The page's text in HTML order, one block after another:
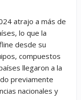
atrajo a más de
lo que la
desde su
compuestos
llegaron a la
previamente
nacionales y